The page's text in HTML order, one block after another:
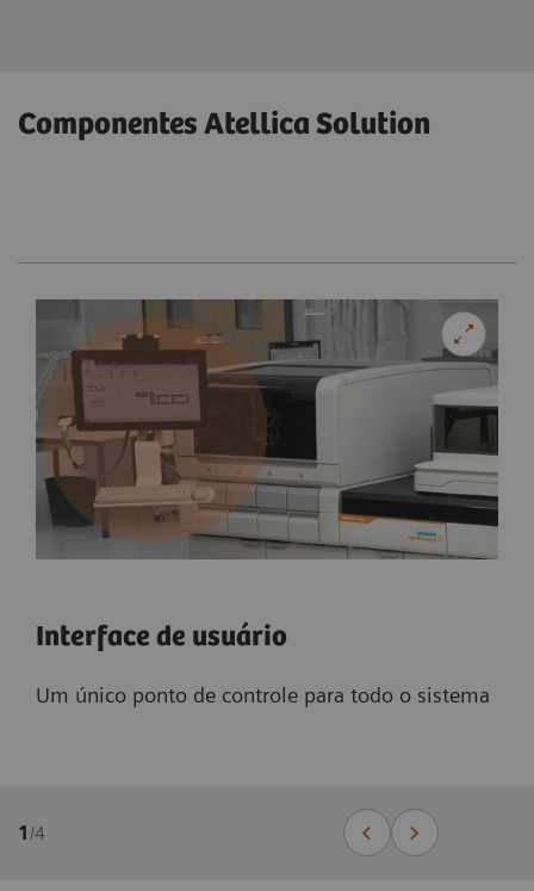
Componentes Atellica Solution
Interface de usuário
Um único ponto de controle para todo o sistema
1/4